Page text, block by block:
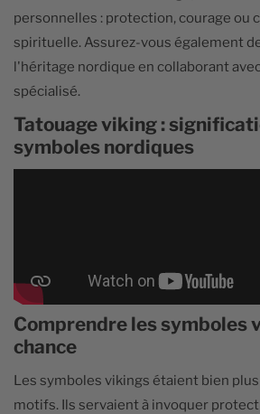
personnelles : protection, courage ou
spirituelle. Assurez-vous également
l'héritage nordique en collaborant
spécialisé.
Tatouage viking :
symboles nordiques
Comprendre les symboles
chance
Les symboles vikings étaient bien
motifs. Ils servaient à invoquer